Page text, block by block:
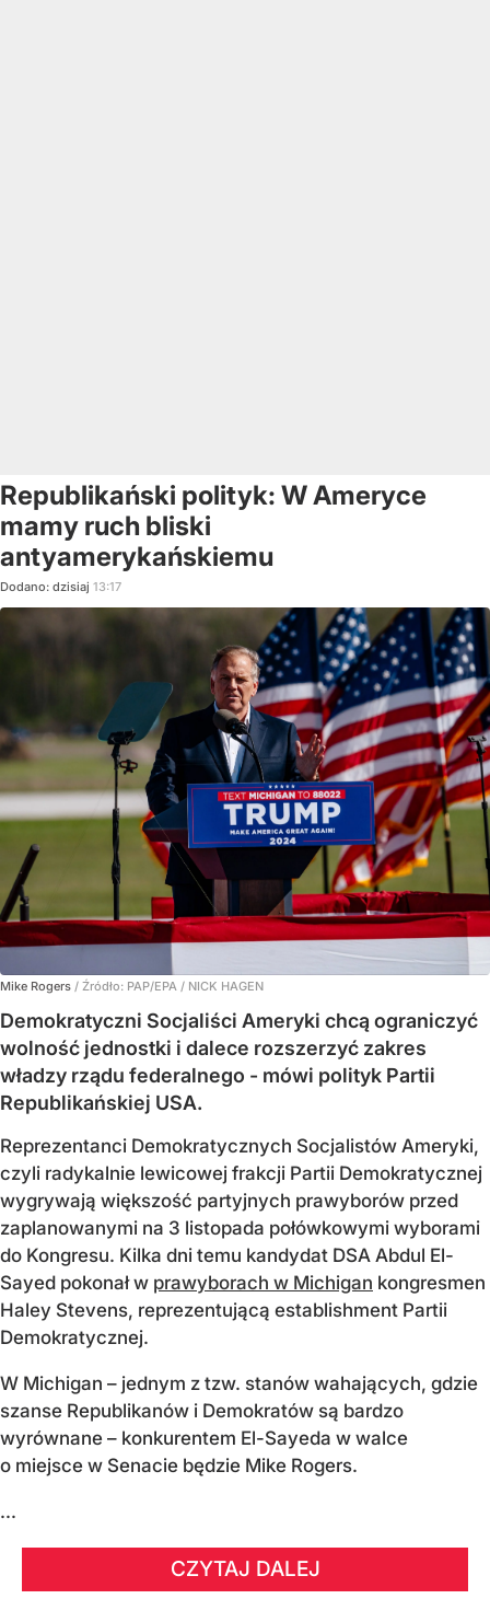
Republikański polityk: W Ameryce
mamy ruch bliski
antyamerykańskiemu
Dodano: dzisiaj 13:17
Mike Rogers / Źródło: PAP/EPA / NICK HAGEN
Demokratyczni Socjaliści Ameryki chcą ograniczyć
wolność jednostki i dalece rozszerzyć zakres
władzy rządu federalnego - mówi polityk Partii
Republikańskiej USA.
Reprezentanci Demokratycznych Socjalistów Ameryki,
czyli radykalnie lewicowej frakcji Partii Demokratycznej
wygrywają większość partyjnych prawyborów przed
zaplanowanymi na 3 listopada połówkowymi wyborami
do Kongresu. Kilka dni temu kandydat DSA Abdul El-
Sayed pokonał w prawyborach w Michigan kongresmen
Haley Stevens, reprezentującą establishment Partii
Demokratycznej.
W Michigan – jednym z tzw. stanów wahających, gdzie
szanse Republikanów i Demokratów są bardzo
wyrównane – konkurentem El-Sayeda w walce
o miejsce w Senacie będzie Mike Rogers.
...
CZYTAJ DALEJ